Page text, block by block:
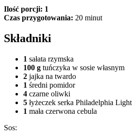
Ilość porcji: 1
Czas przygotowania: 20 minut
Składniki
1 sałata rzymska
100 g tuńczyka w sosie własnym
2 jajka na twardo
1 średni pomidor
4 czarne oliwki
5 łyżeczek serka Philadelphia Light
1 mała czerwona cebula
Sos: